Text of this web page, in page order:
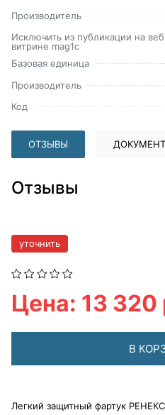
Производитель
Исключить из публикации на
витрине mag1c
Базовая единица
Производитель
Код
ОТЗЫВЫ
Отзывы
уточнить
Цена: 13 320
В
Легкий защитный фартук